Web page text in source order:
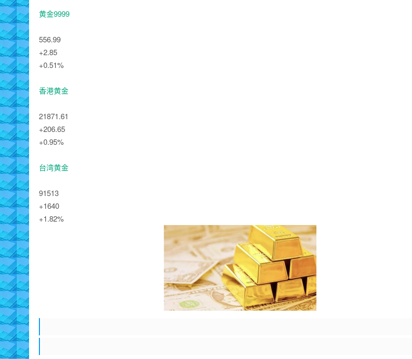
黄金9999
556.99
+2.85
+0.51%
香港黄金
21871.61
+206.65
+0.95%
台湾黄金
91513
+1640
+1.82%